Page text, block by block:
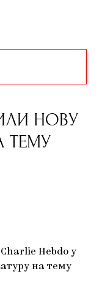
МИСТЕЦТВО
НОВУ
ТЕМУ
Hebdo у
на тему